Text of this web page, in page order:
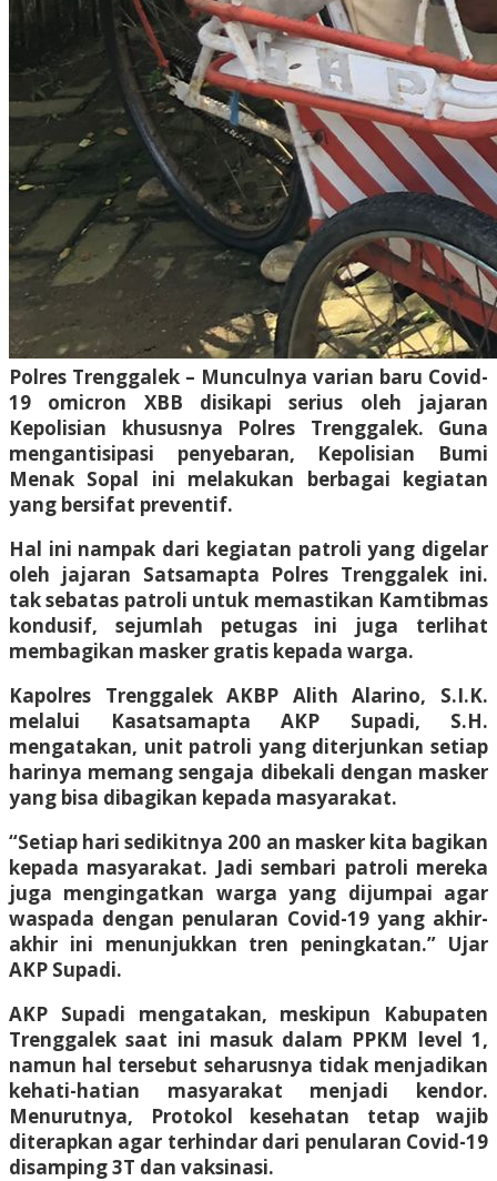
Polres Trenggalek – Munculnya varian baru Covid-
19 omicron XBB disikapi serius oleh jajaran
Kepolisian khususnya Polres Trenggalek. Guna
mengantisipasi penyebaran, Kepolisian Bumi
Menak Sopal ini melakukan berbagai kegiatan
yang bersifat preventif.
Hal ini nampak dari kegiatan patroli yang digelar
oleh jajaran Satsamapta Polres Trenggalek ini.
tak sebatas patroli untuk memastikan Kamtibmas
kondusif, sejumlah petugas ini juga terlihat
membagikan masker gratis kepada warga.
Kapolres Trenggalek AKBP Alith Alarino, S.I.K.
melalui Kasatsamapta AKP Supadi, S.H.
mengatakan, unit patroli yang diterjunkan setiap
harinya memang sengaja dibekali dengan masker
yang bisa dibagikan kepada masyarakat.
“Setiap hari sedikitnya 200 an masker kita bagikan
kepada masyarakat. Jadi sembari patroli mereka
juga mengingatkan warga yang dijumpai agar
waspada dengan penularan Covid-19 yang akhir-
akhir ini menunjukkan tren peningkatan.” Ujar
AKP Supadi.
AKP Supadi mengatakan, meskipun Kabupaten
Trenggalek saat ini masuk dalam PPKM level 1,
namun hal tersebut seharusnya tidak menjadikan
kehati-hatian masyarakat menjadi kendor.
Menurutnya, Protokol kesehatan tetap wajib
diterapkan agar terhindar dari penularan Covid-19
disamping 3T dan vaksinasi.